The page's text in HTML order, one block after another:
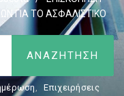
ΓΙΑ ΤΟ ΑΣΦΑΛΙΣΤΙΚΟ
, Επιχειρήσεις